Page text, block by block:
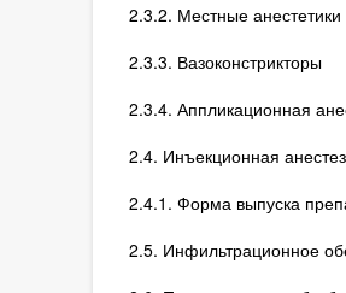
2.3.2. Местные
2.3.3. Вазоконстрикторы
2.3.4. Аппликационная
2.4. Инъекционная
2.4.1. Форма выпуска
2.5. Инфильтрационное